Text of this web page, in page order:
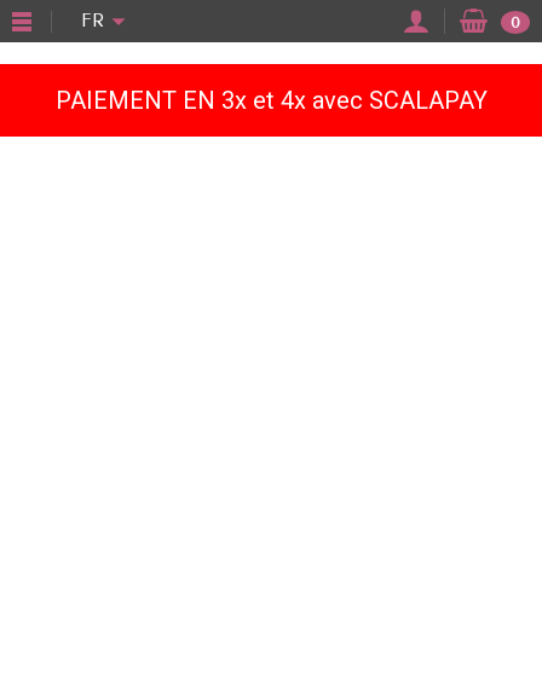
PAIEMENT EN 3x et 4x avec SCALAPAY
FR 0